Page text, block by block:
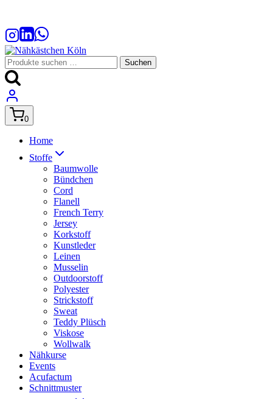
springen
Suchen
nach:
Suchen
0
Home
Stoffe
Baumwolle
Bündchen
Cord
Flanell
French Terry
Jersey
Korkstoff
Kunstleder
Leinen
Musselin
Outdoorstoff
Polyester
Strickstoff
Sweat
Teddy Plüsch
Viskose
Wollwalk
Nähkurse
Events
Acufactum
Schnittmuster